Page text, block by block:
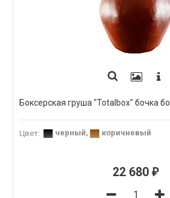
Боксерская груша "Totalbox" бочка
Цвет: черный, коричневый
22 680 ₽